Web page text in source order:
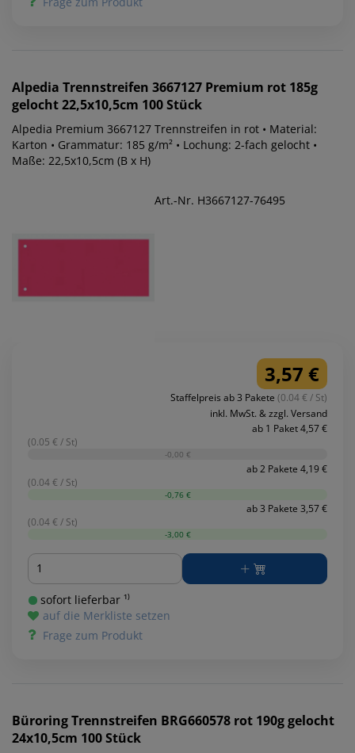
Alpedia Trennstreifen 3667127 Premium rot 185g
gelocht 22,5x10,5cm 100 Stück
Alpedia Premium 3667127 Trennstreifen in rot • Material:
Karton • Grammatur: 185 g/m² • Lochung: 2-fach gelocht •
Maße: 22,5x10,5cm (B x H)
Art.-Nr. H3667127-76495
3,57 €
Staffelpreis ab 3 Pakete (0.04 € / St)
inkl. MwSt. & zzgl. Versand
ab 1 Paket 4,57 €
(0.05 € / St)
-0,00 €
ab 2 Pakete 4,19 €
(0.04 € / St)
-0,76 €
ab 3 Pakete 3,57 €
(0.04 € / St)
-3,00 €
Menge
sofort lieferbar ¹⁾
auf die Merkliste setzen
Frage zum Produkt
BüroringTrennstreifen BRG660578 rot 190g gelocht
24x10,5cm 100 Stück